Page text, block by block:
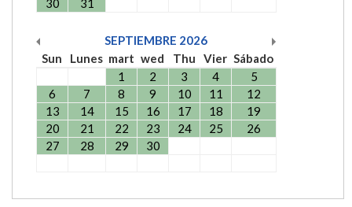
30
31
SEPTIEMBRE 2026
Sun
Lunes mart wed Thu Vier Sábado
1
2 3 4
5
6
7 8 9 10 11
12
13
14 15 16 17 18
19
20
21 22 23 24 25
26
27
28 29 30